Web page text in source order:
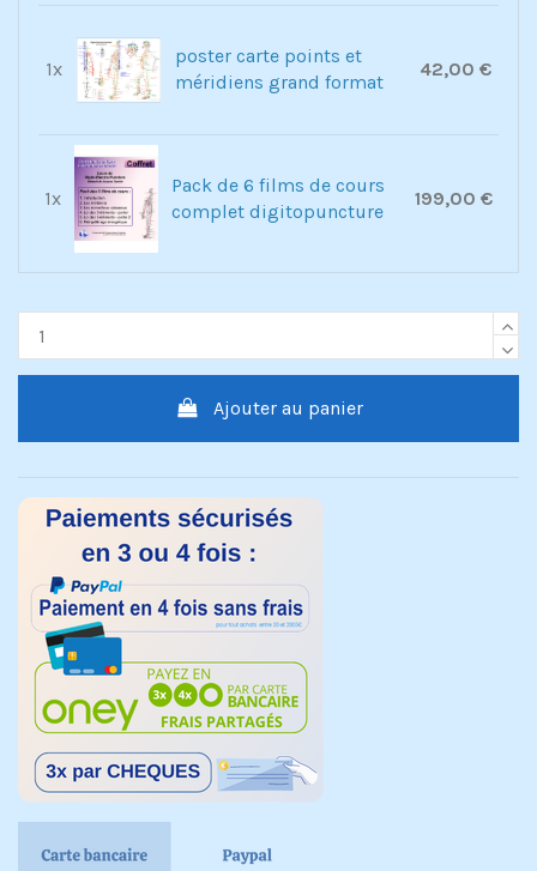
1x
poster carte points et
méridiens grand format
42,00 €
1x
Pack de 6 films de cours
complet digitopuncture
199,00 €
Ajouter au panier